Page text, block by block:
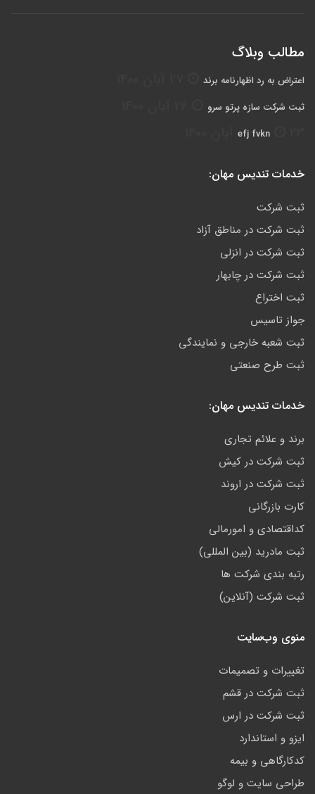
مطالب وبلاگ
اعتراض به رد اظهارنامه برند
ثبت شرکت سازه پرتو سرو
efj fvkn
خدمات تندیس مهان:
ثبت شرکت
ثبت شرکت در مناطق آزاد
ثبت شرکت در انزلی
ثبت شرکت در چابهار
ثبت اختراع
جواز تاسیس
ثبت شعبه خارجی و نمایندگی
ثبت طرح صنعتی
خدمات تندیس مهان:
برند و علائم تجاری
ثبت شرکت در کیش
ثبت شرکت در اروند
کارت بازرگانی
کداقتصادی و امورمالی
ثبت مادرید (بین المللی)
رتبه بندی شرکت ها
ثبت شرکت (آنلاین)
منوی وب‌سایت
تغییرات و تصمیمات
ثبت شرکت در قشم
ثبت شرکت در ارس
ایزو و استاندارد
کدکارگاهی و بیمه
طراحی سایت و لوگو